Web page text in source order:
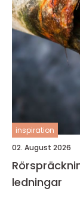
inspiration
02. August 2026
Rörspräckning schaktfri förnyelse av
ledningar